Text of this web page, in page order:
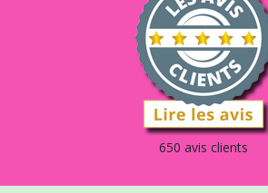
650 avis clients